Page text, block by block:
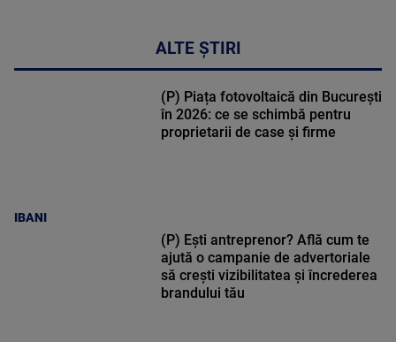
ALTE ȘTIRI
IBANI
(P) Piața fotovoltaică din București
în 2026: ce se schimbă pentru
proprietarii de case și firme
(P) Ești antreprenor? Află cum te
ajută o campanie de advertoriale
să crești vizibilitatea și încrederea
brandului tău